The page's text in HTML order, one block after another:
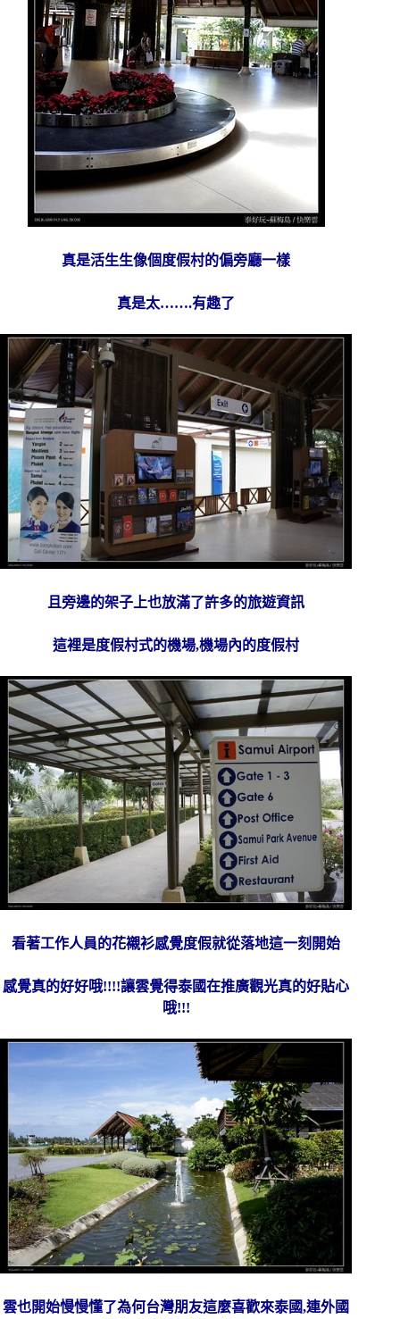
真是活生生像個度假村的偏旁廳一樣
真是太…….有趣了
且旁邊的架子上也放滿了許多的旅遊資訊
這裡是度假村式的機場,機場內的度假村
看著工作人員的花襯衫感覺度假就從落地這一刻開始
感覺真的好好哦!!!!讓雲覺得泰國在推廣觀光真的好貼心
哦!!!
雲也開始慢慢懂了為何台灣朋友這麼喜歡來泰國,連外國